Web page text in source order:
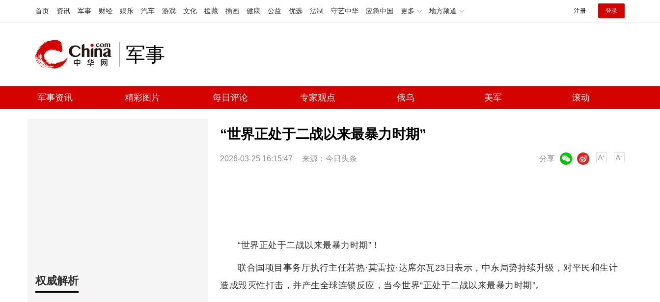
首页 资讯 军事 财经 娱乐 汽车 游戏 文化 援藏 插画 健康 公益 优选 法制 守艺中华 应急中国 更多 地方频道 注册 登录
军事
军事资讯 精彩图片 每日评论 专家观点 俄乌 美军 滚动
权威解析
“世界正处于二战以来最暴力时期”
2026-03-25 16:15:47 来源： 今日头条 分享
微博
“世界正处于二战以来最暴力时期”！
联合国项目事务厅执行主任若热·莫雷拉·达席尔瓦23日表示，中东局势持续升级，对平民和生计
造成毁灭性打击，并产生全球连锁反应，当今世界“正处于二战以来最暴力时期”。